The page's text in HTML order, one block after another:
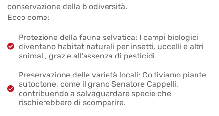
conservazione della biodiversità.
Ecco come:
Protezione della fauna selvatica: I campi biologici
diventano habitat naturali per insetti, uccelli e altri
animali, grazie all’assenza di pesticidi.
Preservazione delle varietà locali: Coltiviamo piante
autoctone, come il grano Senatore Cappelli,
contribuendo a salvaguardare specie che
rischierebbero di scomparire.